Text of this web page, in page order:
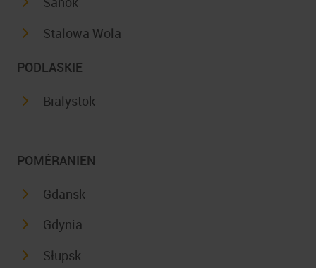
Stalowa Wola
PODLASKIE
Bialystok
POMÉRANIEN
Gdansk
Gdynia
Słupsk